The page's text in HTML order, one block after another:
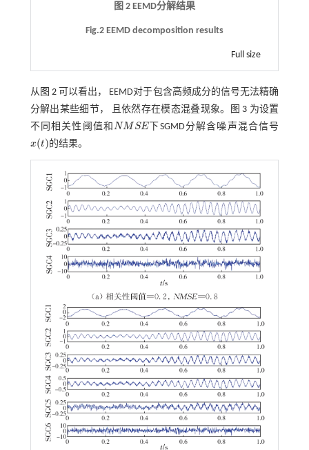
图 2 EEMD分解结果
Fig.2 EEMD decomposition results
Full size
从 图 2可以看出， EEMD对于包含高频成分的信号无法精确
分解出某些细节， 且依然存在模态混叠现象。
图 3 为设置
不同相关性阈值和N M SE
NMS E 下SGMD分解含噪声混合信号
x(t)
x(t) 的结果。